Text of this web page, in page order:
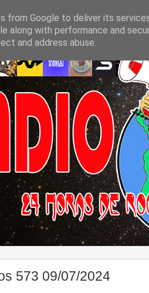
573 09/07/2024
from Google to deliver its
along with performance and
and address abuse.